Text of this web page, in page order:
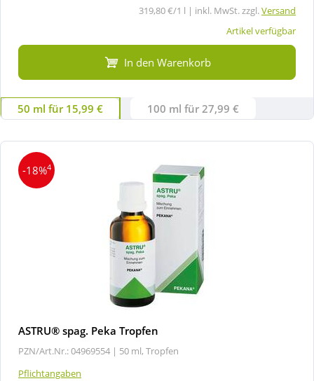
319,80 €/1 l | inkl. MwSt. zzgl.Versand
Artikel verfügbar
In den Warenkorb
50 ml für 15,99 € 100 ml für 27,99 €
-18%4
ASTRU® spag. Peka Tropfen
PZN/Art.Nr.: 04969554 | 50 ml, Tropfen
Pflichtangaben